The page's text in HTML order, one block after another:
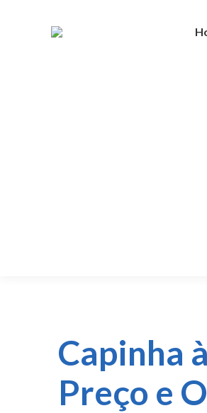
Capinha
Preço e